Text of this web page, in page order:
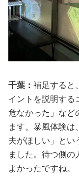
千葉： 補足すると
イントを説明する
危なかった」など
ます。暴風体験は
夫がほしい」とい
ました。待つ側
よかったですね。